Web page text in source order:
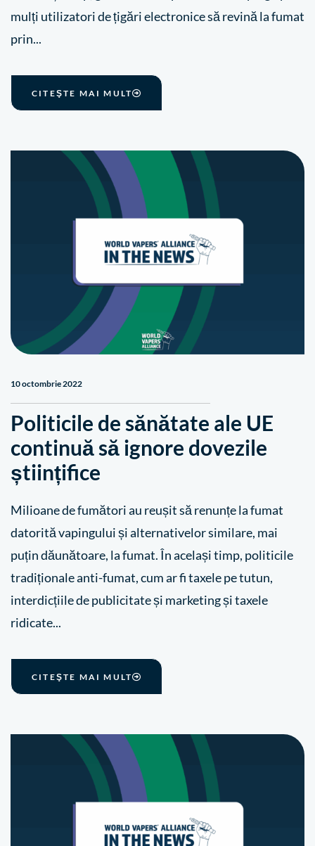
mulți utilizatori de țigări electronice să revină la fumat
prin...
CITEŞTE MAI MULT
10 octombrie 2022
Politicile de sănătate ale UE
continuă să ignore dovezile
științifice
Milioane de fumători au reușit să renunțe la fumat
datorită vapingului și alternativelor similare, mai
puțin dăunătoare, la fumat. În același timp, politicile
tradiționale anti-fumat, cum ar fi taxele pe tutun,
interdicțiile de publicitate și marketing și taxele
ridicate...
CITEŞTE MAI MULT